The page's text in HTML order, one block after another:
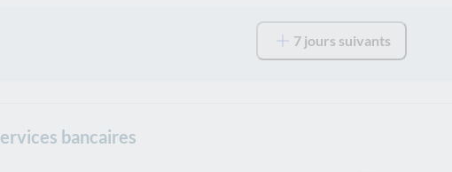
7 jours suivants
bancaires